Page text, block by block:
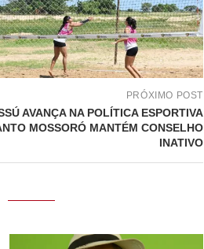
PRÓXIMO POST
AVANÇA NA POLÍTICA ESPORTIVA
MOSSORÓ MANTÉM CONSELHO
INATIVO